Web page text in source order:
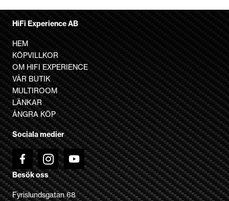
HiFi Experience AB
HEM
KÖPVILLKOR
OM HIFI EXPERIENCE
VÅR BUTIK
MULTIROOM
LÄNKAR
ÅNGRA KÖP
Sociala medier
Besök oss
Fyrislundsgatan 68